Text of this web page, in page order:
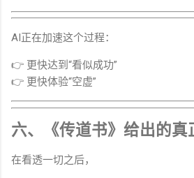
AI正在加速这个过程：
👉 更快达到“看似成功”
👉 更快体验“空虚”
六、《传道书》给出的真
在看透一切之后，